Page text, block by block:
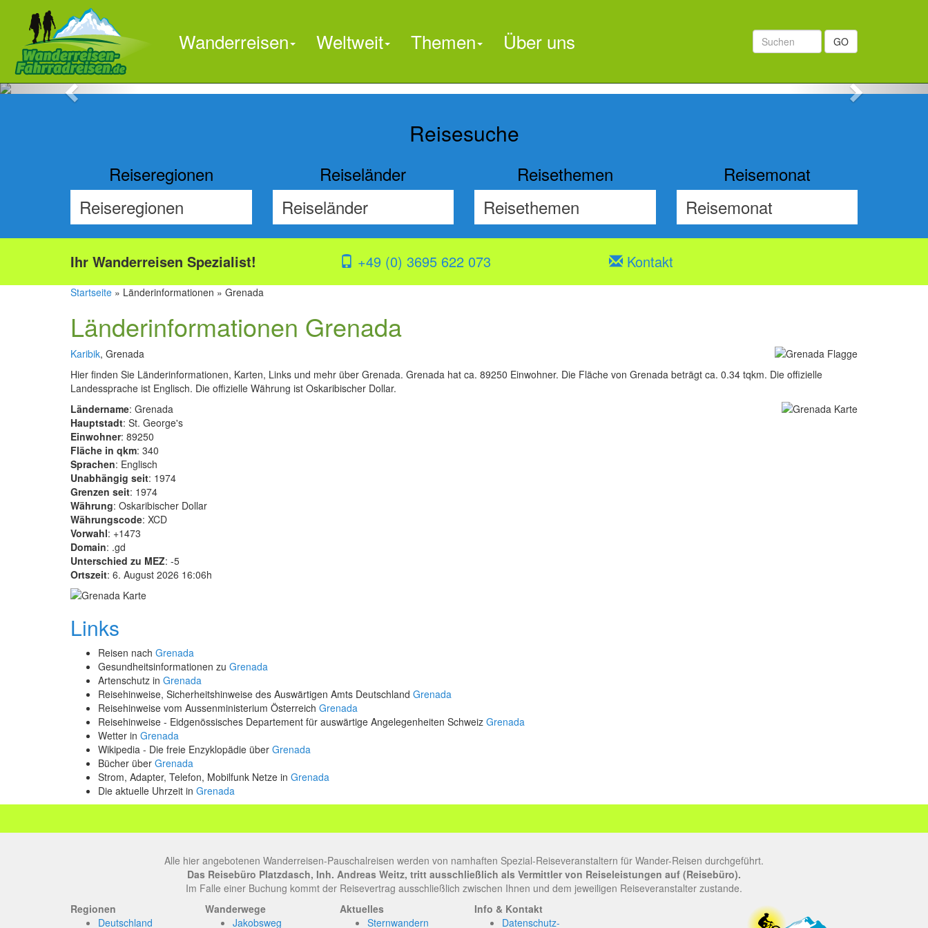

Previous Next
GO
Wanderreisen Weltweit Themen Über uns
Reisesuche
Reiseregionen Reiseländer Reisethemen Reisemonat
Ihr Wanderreisen Spezialist! +49 (0) 3695 622 073 Kontakt
Startseite » Länderinformationen » Grenada
Länderinformationen Grenada
Karibik, Grenada
Hier finden Sie Länderinformationen, Karten, Links und mehr über Grenada. Grenada hat ca. 89250 Einwohner. Die Fläche von Grenada beträgt ca. 0.34 tqkm. Die offizielle
Landessprache ist Englisch. Die offizielle Währung ist Oskaribischer Dollar.
Ländername: Grenada
Hauptstadt: St. George's
Einwohner: 89250
Fläche in qkm: 340
Sprachen: Englisch
Unabhängig seit: 1974
Grenzen seit: 1974
Währung: Oskaribischer Dollar
Währungscode: XCD
Vorwahl: +1473
Domain: .gd
Unterschied zu MEZ: -5
Ortszeit: 6. August 2026 16:06h
Links
Reisen nach Grenada
Gesundheitsinformationen zu Grenada
Artenschutz in Grenada
Reisehinweise, Sicherheitshinweise des Auswärtigen Amts Deutschland Grenada
Reisehinweise vom Aussenministerium Österreich Grenada
Reisehinweise - Eidgenössisches Departement für auswärtige Angelegenheiten Schweiz Grenada
Wetter in Grenada
Wikipedia - Die freie Enzyklopädie über Grenada
Bücher über Grenada
Strom, Adapter, Telefon, Mobilfunk Netze in Grenada
Die aktuelle Uhrzeit in Grenada
Alle hier angebotenen Wanderreisen-Pauschalreisen werden von namhaften Spezial-Reiseveranstaltern für Wander-Reisen durchgeführt.
Das Reisebüro Platzdasch, Inh. Andreas Weitz, tritt ausschließlich als Vermittler von Reiseleistungen auf (Reisebüro).
Im Falle einer Buchung kommt der Reisevertrag ausschließlich zwischen Ihnen und dem jeweiligen Reiseveranstalter zustande.
Regionen
Deutschland
Wanderwege
Jakobsweg
Aktuelles
Sternwandern
Info & Kontakt
Datenschutz-